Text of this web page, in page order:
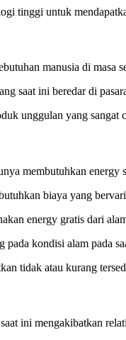
tinggi untuk
manusia di masa
saat ini beredar di
unggulan yang
membutuhkan
biaya yang
energy gratis dari
pada kondisi alam pada
tidak atau kurang
ini mengakibatkan